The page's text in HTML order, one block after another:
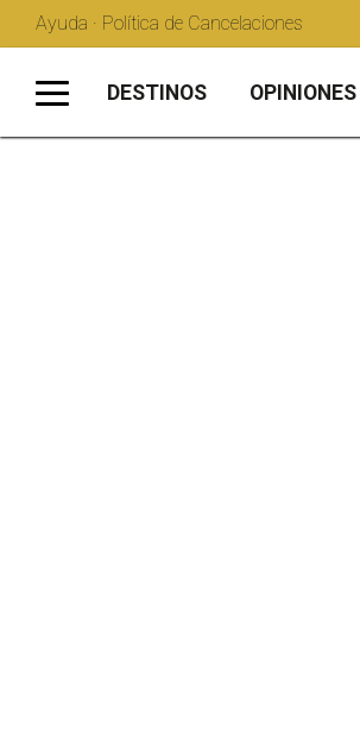
Ayuda · Política de Cancelaciones
DESTINOS OPINIONES